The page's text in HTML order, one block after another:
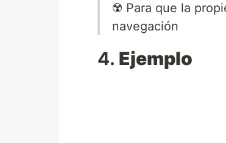
☢️ Para que la
navegación
4. Ejemplo